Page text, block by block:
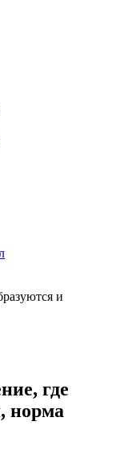
и
где
норма